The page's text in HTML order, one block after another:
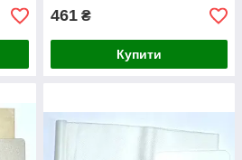
461 ₴
Купити